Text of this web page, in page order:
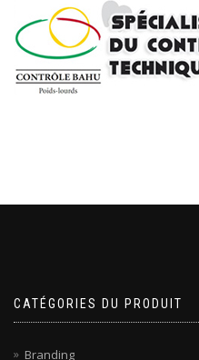
CATÉGORIES DU PRODUIT
Branding